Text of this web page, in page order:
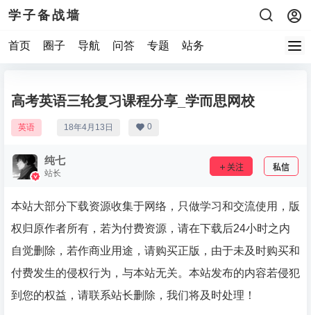
学子备战墙
首页 圈子 导航 问答 专题 站务
高考英语三轮复习课程分享_学而思网校
英语 18年4月13日 0
纯七
站长
关注 私信
本站大部分下载资源收集于网络，只做学习和交流使用，版
权归原作者所有，若为付费资源，请在下载后24小时之内
自觉删除，若作商业用途，请购买正版，由于未及时购买和
付费发生的侵权行为，与本站无关。本站发布的内容若侵犯
到您的权益，请联系站长删除，我们将及时处理！